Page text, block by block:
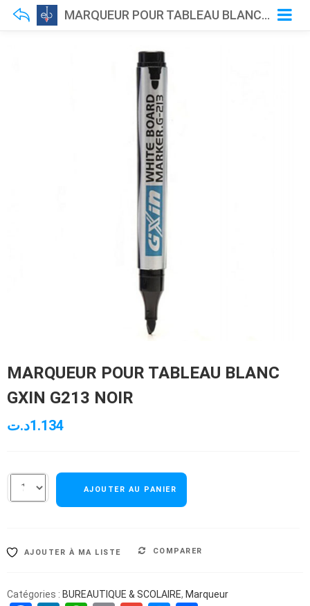
MARQUEUR POUR TABLEAU BLANC GXIN G213 NOIR
MARQUEUR POUR TABLEAU BLANC
GXIN G213 NOIR
1.134د.ت
AJOUTER AU PANIER
AJOUTER À MA LISTE COMPARER
Catégories : BUREAUTIQUE & SCOLAIRE, Marqueur